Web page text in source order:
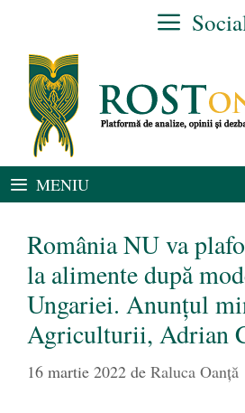
conținut
MENIU
România NU va
la alimente după
Ungariei. Anunțul
Agriculturii, Adrian
16 martie 2022 de Raluca Oanță